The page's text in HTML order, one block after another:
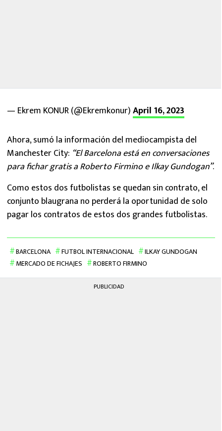
— Ekrem KONUR (@Ekremkonur)April 16, 2023
Ahora, sumó la información del mediocampista del
Manchester City: “El Barcelona está en conversaciones
para fichar gratis a Roberto Firmino e Ilkay Gundogan”.
Como estos dos futbolistas se quedan sin contrato, el
conjunto blaugrana no perderá la oportunidad de solo
pagar los contratos de estos dos grandes futbolistas.
BARCELONA FUTBOL INTERNACIONAL
ILKAY GUNDOGAN
MERCADO DE FICHAJES
ROBERTO FIRMINO
PUBLICIDAD